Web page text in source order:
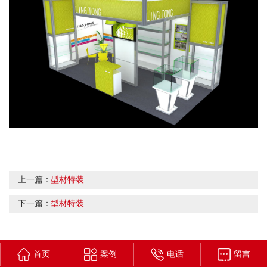
上一篇：型材特装
下一篇：型材特装
首页 案例 电话 留言